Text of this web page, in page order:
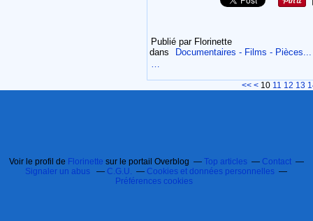
Publié par Florinette
dans
Documentaires - Films - Pièces...
…
<< < 10 11 12 13
Voir le profil de Florinette sur le portail Overblog Top articles
Contact
Signaler un abus
C.G.U.
Cookies et données personnelles
Préférences cookies